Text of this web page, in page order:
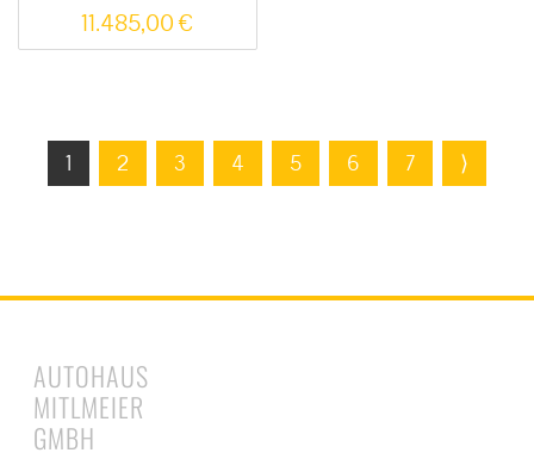
11.485,00€
1 2 3 4 5 6 7 ⟩
AUTOHAUS
MITLMEIER
GMBH